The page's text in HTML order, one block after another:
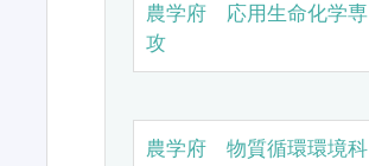
農学府 応用生命化学専
攻
農学府 物質循環環境科